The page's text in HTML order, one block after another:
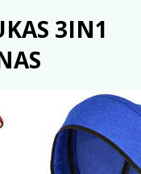
3IN1